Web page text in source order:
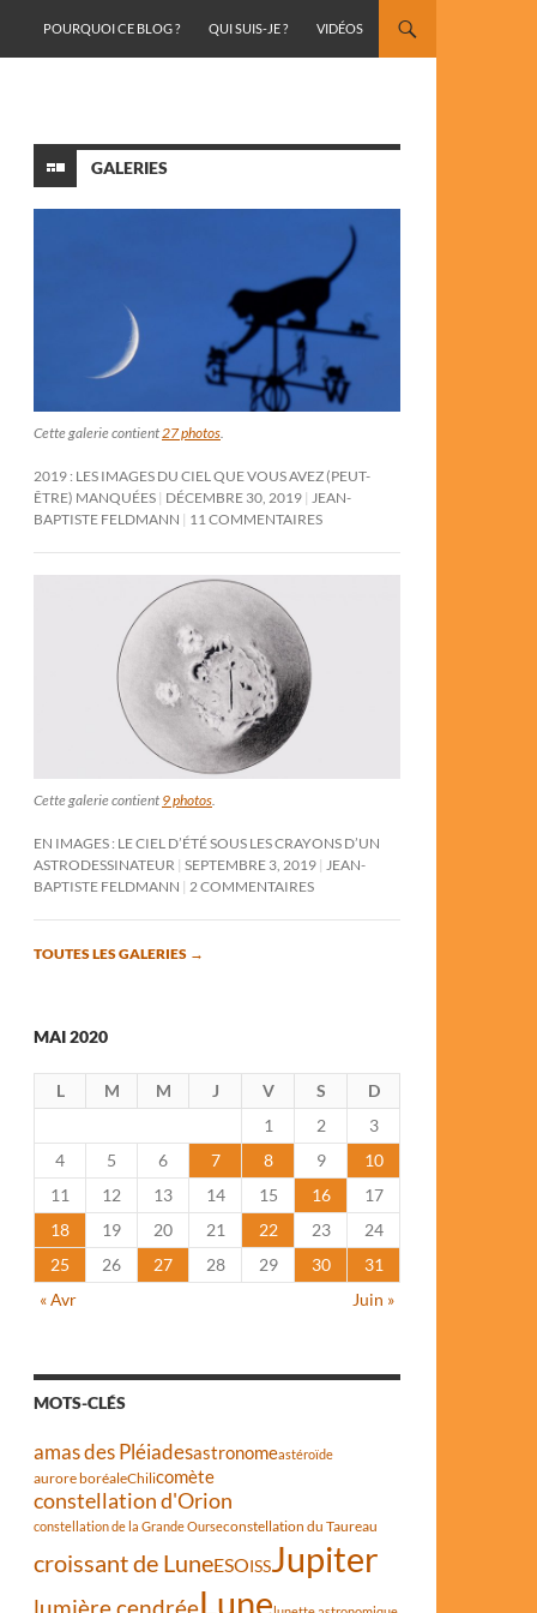
POURQUOI CE BLOG ?
QUI SUIS-JE ? VIDÉOS
GALERIES
Cette galerie contient27 photos.
2019 : LES IMAGES DU CIEL QUE VOUS AVEZ (PEUT-
ÊTRE) MANQUÉES DÉCEMBRE 30, 2019 JEAN-
BAPTISTE FELDMANN
11 COMMENTAIRES
Cette galerie contient 9 photos
EN IMAGES : LE CIEL D’ÉTÉ SOUS LES CRAYONS D’UN
ASTRODESSINATEUR SEPTEMBRE 3, 2019
JEAN-
BAPTISTE FELDMANN
2 COMMENTAIRES
TOUTES LES GALERIES →
MAI 2020
L M M J V S
D
1
2
3
4
5 6 7 8 9
10
11
12 13 14 15 16
17
18
19 20 21 22 23
24
25
26 27 28 29 30
31
« Avr
Juin »
MOTS-CLÉS
amas des Pléiadesastronomeastéroïde
aurore boréaleChilicomète
constellation d'Orion
constellation de la Grande Ourseconstellation du Taureau
croissant de LuneESOISSJupiter
lumière cendréeLune